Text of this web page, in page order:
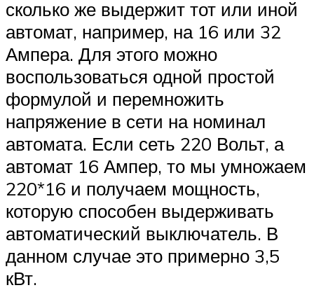
сколько же выдержит тот или иной
автомат, например, на 16 или 32
Ампера. Для этого можно
воспользоваться одной простой
формулой и перемножить
напряжение в сети на номинал
автомата. Если сеть 220 Вольт, а
автомат 16 Ампер, то мы умножаем
220*16 и получаем мощность,
которую способен выдерживать
автоматический выключатель. В
данном случае это примерно 3,5
кВт.